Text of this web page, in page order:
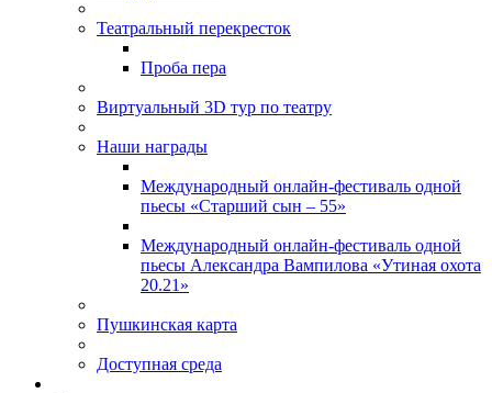
Театральный перекресток
Проба пера
Виртуальный 3D тур по театру
Наши награды
Международный онлайн-фестиваль одной
пьесы «Старший сын – 55»
Международный онлайн-фестиваль одной
пьесы Александра Вампилова «Утиная охота
20.21»
Пушкинская карта
Доступная среда